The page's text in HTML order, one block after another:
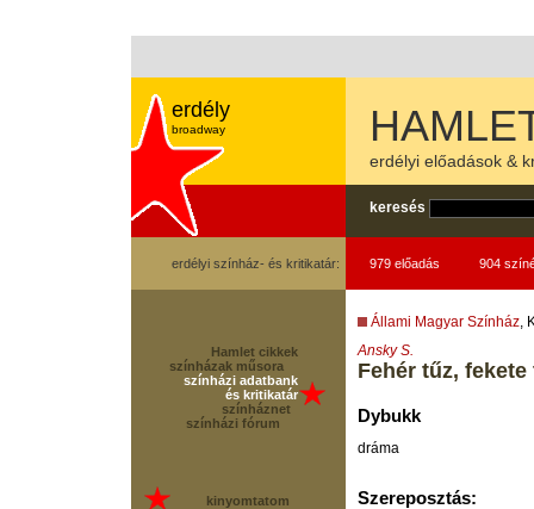
erdély
broadway
erdélyi előadások &
keresés
erdélyi színház- és kritikatár: 979 előadás 904
Állami Magyar Színház,
Ansky S.
Fehér tűz, fekete
Dybukk
dráma
Szereposztás:
Hamlet cikkek
színházak műsora
színházi adatbank
és kritikatár
színháznet
színházi fórum
kinyomtatom